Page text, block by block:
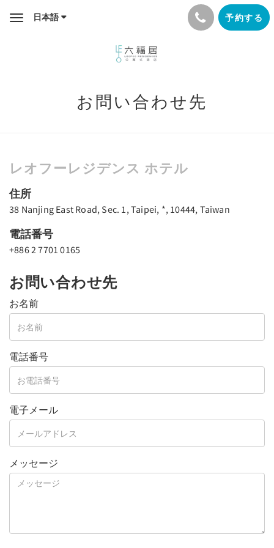
Toggle日本語 予約する
お問い合わせ先
レオフーレジデンス ホテル
住所
38 Nanjing East Road, Sec. 1, Taipei, *, 10444, Taiwan
電話番号
+886 2 7701 0165
お問い合わせ先
お名前
電話番号
電子メール
メッセージ